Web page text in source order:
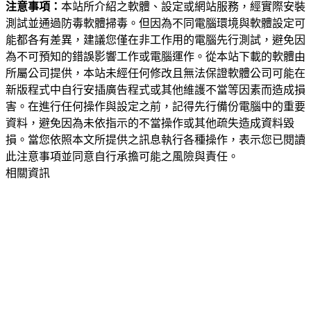
注意事項： 本站所介紹之軟體、設定或網站服務，經實際安裝
測試並通過防毒軟體掃毒。但因為不同電腦環境與軟體設定可
能都各有差異，建議您僅在非工作用的電腦先行測試，避免因
為不可預知的錯誤影響工作或電腦運作。從本站下載的軟體由
所屬公司提供，本站未經任何修改且無法保證軟體公司可能在
新版程式中自行安插廣告程式或其他維護不當等因素而造成損
害。在進行任何操作與設定之前，記得先行備份電腦中的重要
資料，避免因為未依指示的不當操作或其他疏失造成資料毀
損。當您依照本文所提供之訊息執行各種操作，表示您已閱讀
此注意事項並同意自行承擔可能之風險與責任。
相關資訊